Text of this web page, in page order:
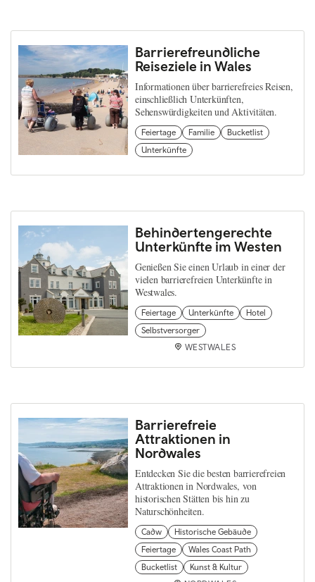
Barrierefreundliche
Reiseziele in Wales
Informationen über barrierefreies Reisen,
einschließlich Unterkünften,
Sehenswürdigkeiten und Aktivitäten.
Feiertage Familie
Bucketlist
Unterkünfte
Behindertengerechte
Unterkünfte im Westen
Genießen Sie einen Urlaub in einer der
vielen barrierefreien Unterkünfte in
Westwales.
Feiertage Unterkünfte
Hotel
Selbstversorger
WESTWALES
Barrierefreie
Attraktionen in
Nordwales
Entdecken Sie die besten barrierefreien
Attraktionen in Nordwales, von
historischen Stätten bis hin zu
Naturschönheiten.
Cadw
Historische Gebäude
Feiertage
Wales Coast Path
Bucketlist
Kunst & Kultur